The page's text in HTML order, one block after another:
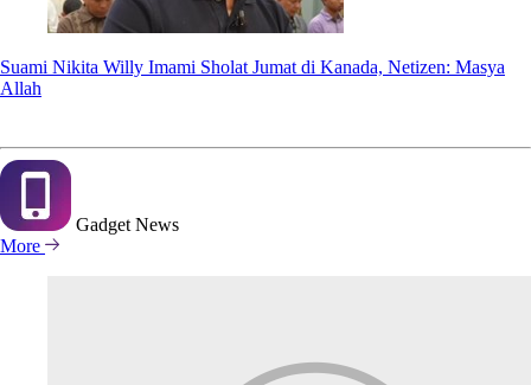
Suami Nikita Willy Imami Sholat Jumat di Kanada, Netizen: Masya
Allah
GadgetNews
More